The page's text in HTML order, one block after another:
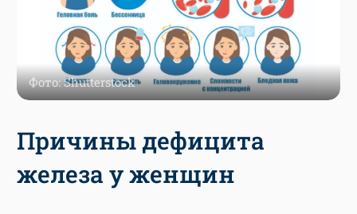
Фото: Shutterstock
Причины дефицита
железа у женщин